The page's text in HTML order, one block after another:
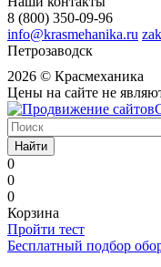
8 (800) 350-09-96
info@krasmehanika.ru
Петрозаводск
2026 © Красмеханика
Цены на сайте не
Найти
0
0
0
Корзина
Пройти тест
Бесплатный подбор